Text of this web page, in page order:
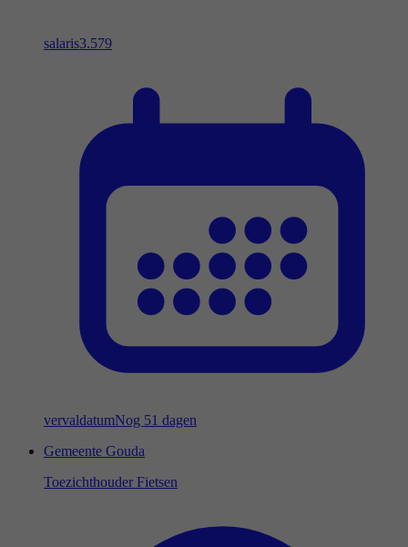
salaris3.579
vervaldatumNog 51 dagen
Gemeente Gouda
Toezichthouder Fietsen